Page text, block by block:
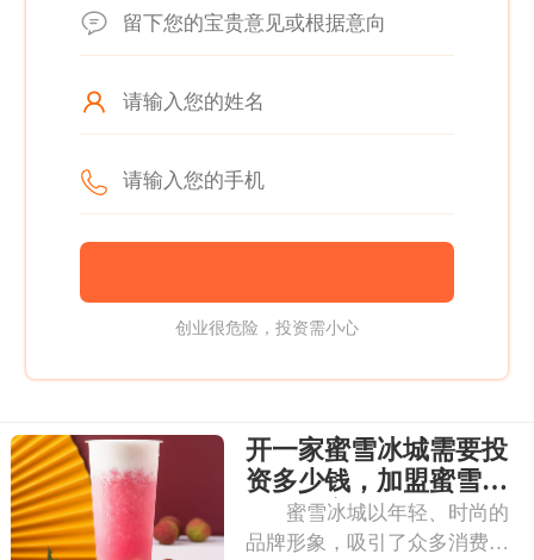
创业很危险，投资需小心
开一家蜜雪冰城需要投
资多少钱，加盟蜜雪冰
城成本高吗
蜜雪冰城以年轻、时尚的
品牌形象，吸引了众多消费者